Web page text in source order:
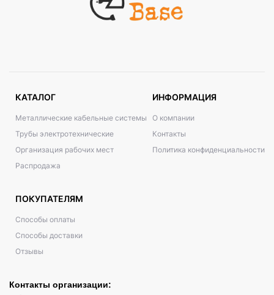
КАТАЛОГ
Металлические кабельные системы
Трубы электротехнические
Организация рабочих мест
Распродажа
ИНФОРМАЦИЯ
О компании
Контакты
Политика конфиденциальности
ПОКУПАТЕЛЯМ
Способы оплаты
Способы доставки
Отзывы
Контакты организации: